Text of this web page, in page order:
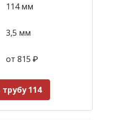
114 мм
3,5 мм
от 815 ₽
114